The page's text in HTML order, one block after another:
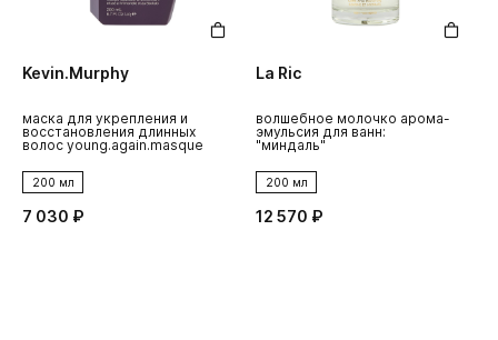
Kevin.Murphy
маска для укрепления и
восстановления длинных
волос young.again.masque
200 мл
7 030 ₽
La Ric
волшебное молочко арома-
эмульсия для ванн:
"миндаль"
200 мл
12 570 ₽